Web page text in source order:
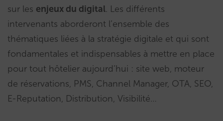
sur les enjeux du digital. Les différents
intervenants aborderont l’ensemble des
thématiques liées à la stratégie digitale et qui sont
fondamentales et indispensables à mettre en place
pour tout hôtelier aujourd’hui : site web, moteur
de réservations, PMS, Channel Manager, OTA, SEO,
E-Reputation, Distribution, Visibilité…